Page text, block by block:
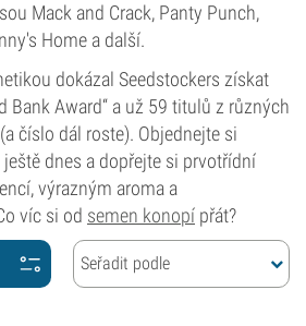
Mack and Crack, Panty Punch,
Home a další.
dokázal Seedstockers získat
Bank Award“ a už 59 titulů z různých
číslo dál roste). Objednejte si
dnes a dopřejte si prvotřídní
výrazným aroma a
víc si od semen konopí přát?
Seřadit podle